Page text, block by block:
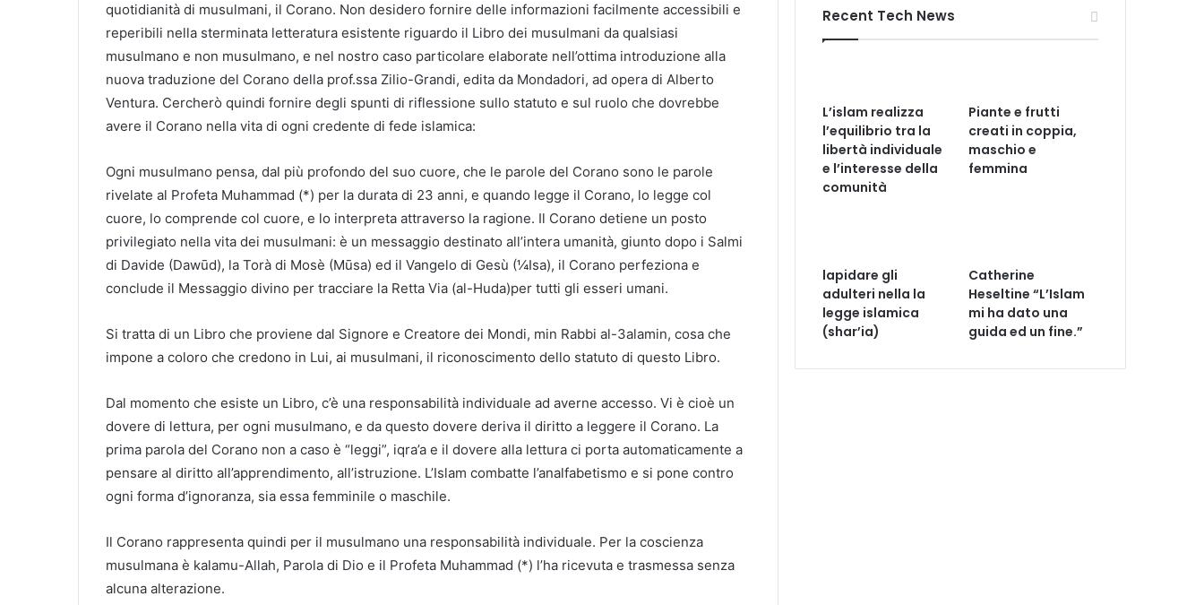
quotidianità di musulmani, il Corano. Non desidero fornire delle informazioni facilmente accessibili e
reperibili nella sterminata letteratura esistente riguardo il Libro dei musulmani da qualsiasi
musulmano e non musulmano, e nel nostro caso particolare elaborate nell’ottima introduzione alla
nuova traduzione del Corano della prof.ssa Zilio-Grandi, edita da Mondadori, ad opera di Alberto
Ventura. Cercherò quindi fornire degli spunti di riflessione sullo statuto e sul ruolo che dovrebbe
avere il Corano nella vita di ogni credente di fede islamica:
Ogni musulmano pensa, dal più profondo del suo cuore, che le parole del Corano sono le parole
rivelate al Profeta Muhammad (*) per la durata di 23 anni, e quando legge il Corano, lo legge col
cuore, lo comprende col cuore, e lo interpreta attraverso la ragione. Il Corano detiene un posto
privilegiato nella vita dei musulmani: è un messaggio destinato all’intera umanità, giunto dopo i Salmi
di Davide (Dawūd), la Torà di Mosè (Mūsa) ed il Vangelo di Gesù (¼Isa), il Corano perfeziona e
conclude il Messaggio divino per tracciare la Retta Via (al-Huda)per tutti gli esseri umani.
Si tratta di un Libro che proviene dal Signore e Creatore dei Mondi, min Rabbi al-3alamin, cosa che
impone a coloro che credono in Lui, ai musulmani, il riconoscimento dello statuto di questo Libro.
Dal momento che esiste un Libro, c’è una responsabilità individuale ad averne accesso. Vi è cioè un
dovere di lettura, per ogni musulmano, e da questo dovere deriva il diritto a leggere il Corano. La
prima parola del Corano non a caso è “leggi”, iqra’a e il dovere alla lettura ci porta automaticamente a
pensare al diritto all’apprendimento, all’istruzione. L’Islam combatte l’analfabetismo e si pone contro
ogni forma d’ignoranza, sia essa femminile o maschile.
Il Corano rappresenta quindi per il musulmano una responsabilità individuale. Per la coscienza
musulmana è kalamu-Allah, Parola di Dio e il Profeta Muhammad (*) l’ha ricevuta e trasmessa senza
alcuna alterazione.
Recent Tech News
L’islam realizza
l’equilibrio tra la
libertà individuale
e l’interesse della
comunità
Piante e frutti
creati in coppia,
maschio e
femmina
lapidare gli
adulteri nella la
legge islamica
(shar’ia)
Catherine
Heseltine “L’Islam
mi ha dato una
guida ed un fine.”